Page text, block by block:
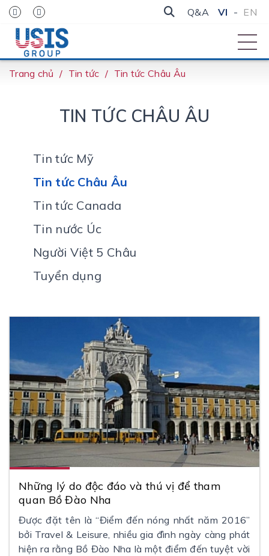
Q&A VI - EN
Trang chủ Tin tức Tin tức Châu Âu
TIN TỨC CHÂU ÂU
Tin tức Mỹ
Tin tức Châu Âu
Tin tức Canada
Tin nước Úc
Người Việt 5 Châu
Tuyển dụng
Những lý do độc đáo và thú vị để tham
quan Bồ Đào Nha
Được đặt tên là “Điểm đến nóng nhất năm 2016”
bởi Travel & Leisure, nhiều gia đình ngày càng phát
hiện ra rằng Bồ Đào Nha là một điểm đến tuyệt vời